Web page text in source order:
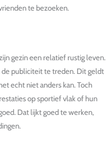
te bezoeken.
gezin een relatief rustig leven.
de publiciteit te treden. Dit geldt
echt niet anders kan. Toch
op sportief vlak of hun
Dat lijkt goed te werken,